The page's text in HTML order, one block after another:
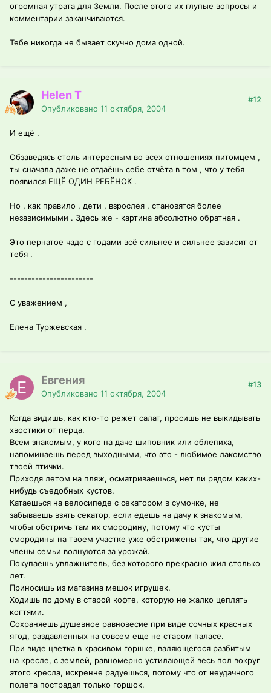
огромная утрата для Земли. После этого их глупые вопросы и
комментарии заканчиваются.
Тебе никогда не бывает скучно дома одной.
Helen T
Опубликовано 11 октября, 2004
#12
И ещё .
Обзаведясь столь интересным во всех отношениях питомцем ,
ты сначала даже не отдаёшь себе отчёта в том , что у тебя
появился ЕЩЁ ОДИН РЕБЁНОК .
Но , как правило , дети , взрослея , становятся более
независимыми . Здесь же - картина абсолютно обратная .
Это пернатое чадо с годами всё сильнее и сильнее зависит от
тебя .
-----------------------
С уважением ,
Елена Туржевская .
Евгения
Опубликовано 11 октября, 2004
#13
Когда видишь, как кто-то режет салат, просишь не выкидывать
хвостики от перца.
Всем знакомым, у кого на даче шиповник или облепиха,
напоминаешь перед выходными, что это - любимое лакомство
твоей птички.
Приходя летом на пляж, осматриваешься, нет ли рядом каких-
нибудь съедобных кустов.
Катаешься на велосипеде с секатором в сумочке, не
забываешь взять секатор, если едешь на дачу к знакомым,
чтобы обстричь там их смородину, потому что кусты
смородины на твоем участке уже обстрижены так, что другие
члены семьи волнуются за урожай.
Покупаешь увлажнитель, без которого прекрасно жил столько
лет.
Приносишь из магазина мешок игрушек.
Ходишь по дому в старой кофте, которую не жалко цеплять
когтями.
Сохраняешь душевное равновесие при виде сочных красных
ягод, раздавленных на совсем еще не старом паласе.
При виде цветка в красивом горшке, валяющегося разбитым
на кресле, с землей, равномерно устилающей весь пол вокруг
этого кресла, искренне радуешься, потому что от неудачного
полета пострадал только горшок.